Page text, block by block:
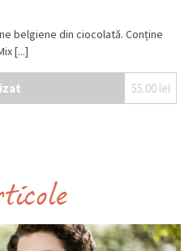
belgiene din ciocolată. Conține
[...]
55.00 lei